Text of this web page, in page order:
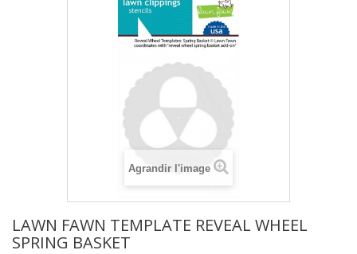
Agrandir l'image
LAWN FAWN TEMPLATE REVEAL WHEEL
SPRING BASKET